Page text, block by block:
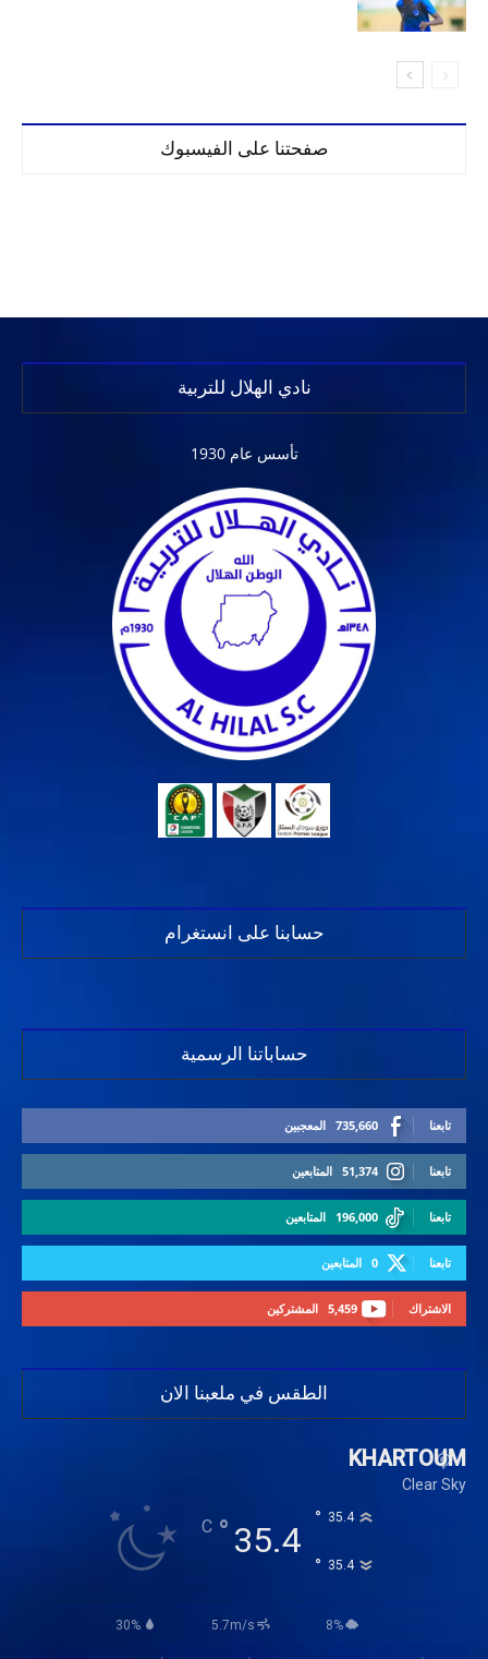
صفحتنا على الفيسبوك
نادي الهلال للتربية
تأسس عام 1930
حسابنا على انستغرام
حساباتنا الرسمية
735,660 المعجبين تابعنا
51,374 المتابعين تابعنا
196,000 المتابعين تابعنا
0 المتابعين تابعنا
5,459 المشتركين الاشتراك
الطقس في ملعبنا الان
KHARTOUM
Clear Sky
35.4
°
C 35.4
°
35.4
°
30% 5.7m/s 8%